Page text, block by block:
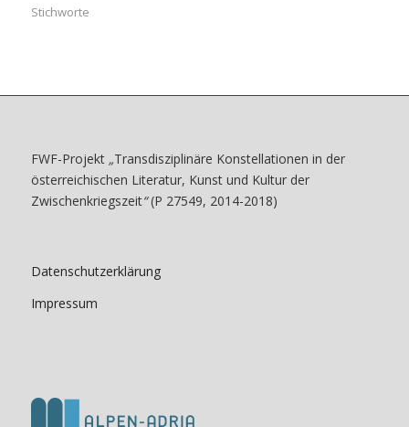
Stichworte
FWF-Projekt „Transdisziplinäre Konstellationen in der
österreichischen Literatur, Kunst und Kultur der
Zwischenkriegszeit“(P 27549, 2014-2018)
Datenschutzerklärung
Impressum